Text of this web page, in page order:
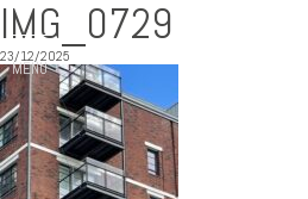
MENU
IMG_0729
23/12/2025